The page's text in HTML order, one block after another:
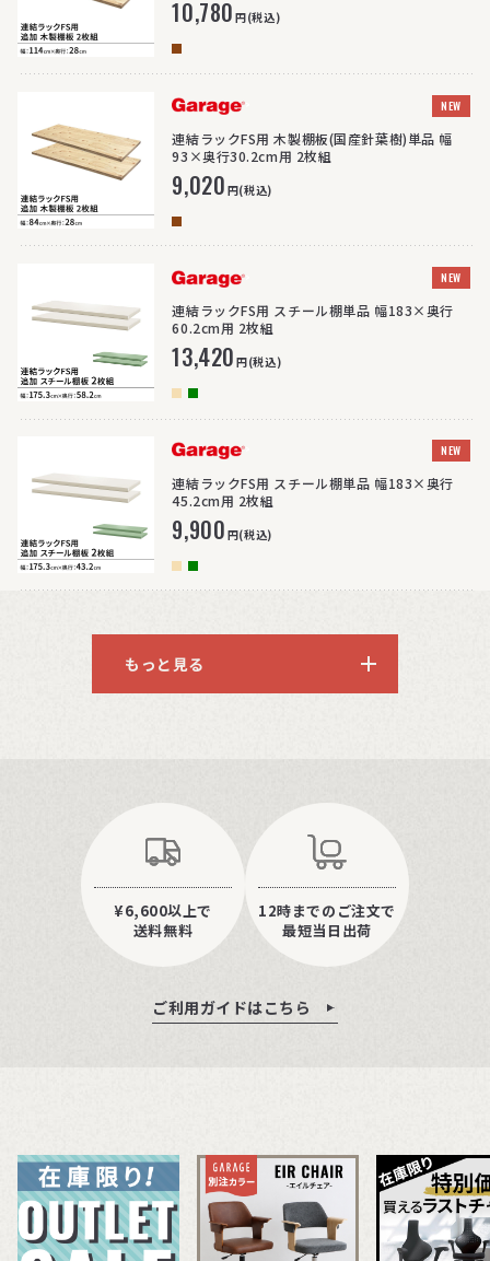
10,780円(税込)
> NEW
連結ラックFS用 木製棚板(国産針葉樹)単品 幅
93×奥行30.2cm用 2枚組
9,020円(税込)
> NEW
連結ラックFS用 スチール棚単品 幅183×奥行
60.2cm用 2枚組
13,420円(税込)
> NEW
連結ラックFS用 スチール棚単品 幅183×奥行
45.2cm用 2枚組
9,900円(税込)
もっと見る
¥6,600以上で
送料無料
12時までのご注文で
最短当日出荷
ご利用ガイドはこちら